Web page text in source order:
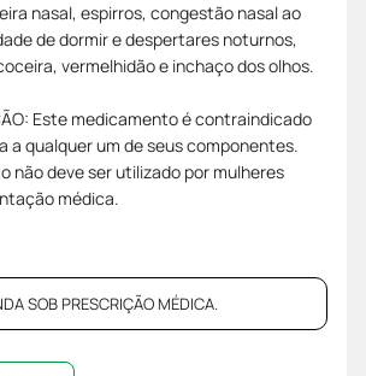
nasal, espirros, congestão nasal ao
de dormir e despertares noturnos,
vermelhidão e inchaço dos olhos.
Este medicamento é contraindicado
a qualquer um de seus componentes.
não deve ser utilizado por mulheres
médica.
SOB PRESCRIÇÃO MÉDICA.